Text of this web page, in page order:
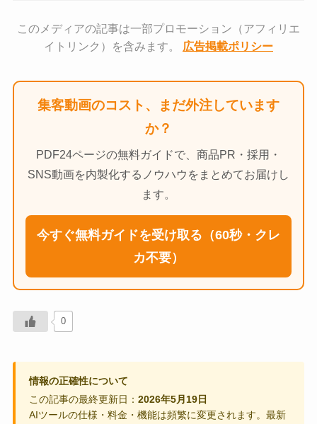
このメディアの記事は一部プロモーション（アフィリエ
イトリンク）を含みます。 広告掲載ポリシー
集客動画のコスト、まだ外注しています
か？
PDF24ページの無料ガイドで、商品PR・採用・
SNS動画を内製化するノウハウをまとめてお届けし
ます。
今すぐ無料ガイドを受け取る（60秒・クレ
カ不要）
0
情報の正確性について
この記事の最終更新日：2026年5月19日
AIツールの仕様・料金・機能は頻繁に変更されます。最新